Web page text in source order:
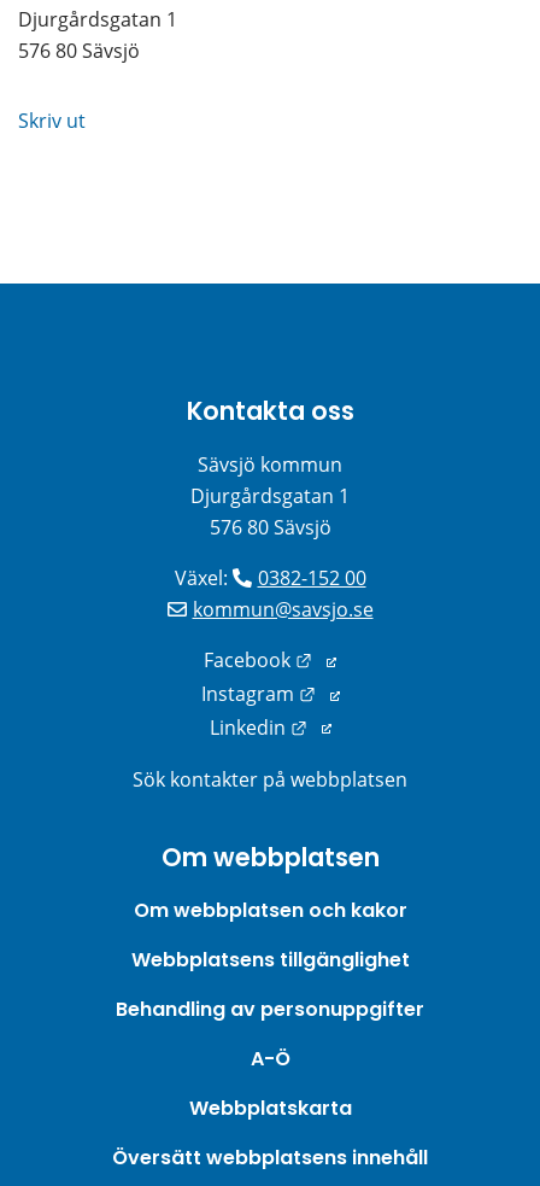
Djurgårdsgatan 1
576 80 Sävsjö
Skriv ut
Kontakta oss
Sävsjö kommun
Djurgårdsgatan 1
576 80 Sävsjö
Växel:
0382-152 00
kommun@savsjo.se
Facebook
Länk till annan
Instagram
Länk till annan
Linkedin
Länk till annan webbplats.
Sök kontakter på webbplatsen
Om webbplatsen
Om webbplatsen och kakor
Webbplatsens tillgänglighet
Behandling av personuppgifter
A-Ö
Webbplatskarta
Översätt webbplatsens innehåll